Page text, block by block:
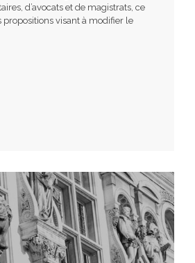
d’avocats et de magistrats, ce
propositions visant à modifier le